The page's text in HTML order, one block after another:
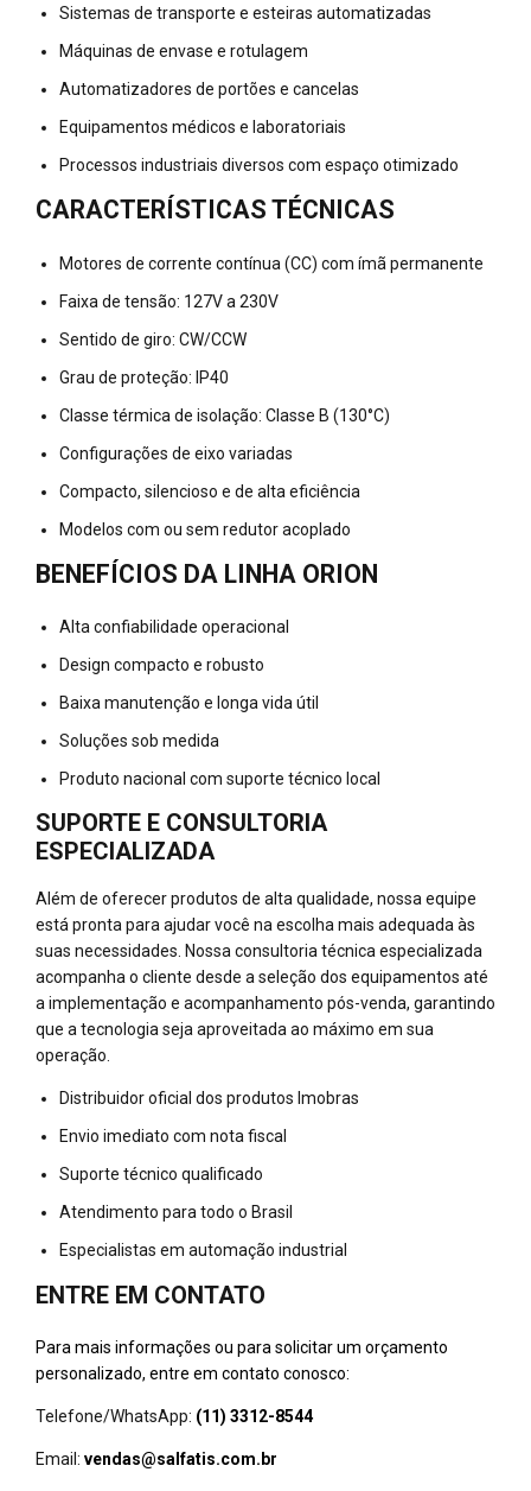
Sistemas de transporte e esteiras automatizadas
Máquinas de envase e rotulagem
Automatizadores de portões e cancelas
Equipamentos médicos e laboratoriais
Processos industriais diversos com espaço otimizado
CARACTERÍSTICAS TÉCNICAS
Motores de corrente contínua (CC) com ímã permanente
Faixa de tensão: 127V a 230V
Sentido de giro: CW/CCW
Grau de proteção: IP40
Classe térmica de isolação: Classe B (130°C)
Configurações de eixo variadas
Compacto, silencioso e de alta eficiência
Modelos com ou sem redutor acoplado
BENEFÍCIOS DA LINHA ORION
Alta confiabilidade operacional
Design compacto e robusto
Baixa manutenção e longa vida útil
Soluções sob medida
Produto nacional com suporte técnico local
SUPORTE E CONSULTORIA
ESPECIALIZADA
Além de oferecer produtos de alta qualidade, nossa equipe
está pronta para ajudar você na escolha mais adequada às
suas necessidades. Nossa consultoria técnica especializada
acompanha o cliente desde a seleção dos equipamentos até
a implementação e acompanhamento pós-venda, garantindo
que a tecnologia seja aproveitada ao máximo em sua
operação.
Distribuidor oficial dos produtos Imobras
Envio imediato com nota fiscal
Suporte técnico qualificado
Atendimento para todo o Brasil
Especialistas em automação industrial
ENTRE EM CONTATO
Para mais informações ou para solicitar um orçamento
personalizado, entre em contato conosco:
Telefone/WhatsApp: (11) 3312-8544
Email: vendas@salfatis.com.br